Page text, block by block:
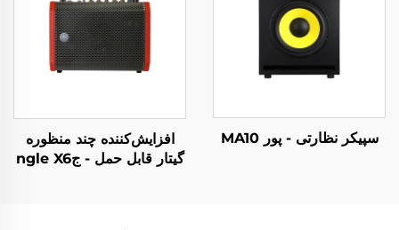
سپیکر نظارتی - پور MA10
افزایش‌کننده چند منظوره
گیتار قابل حمل - جngle X6